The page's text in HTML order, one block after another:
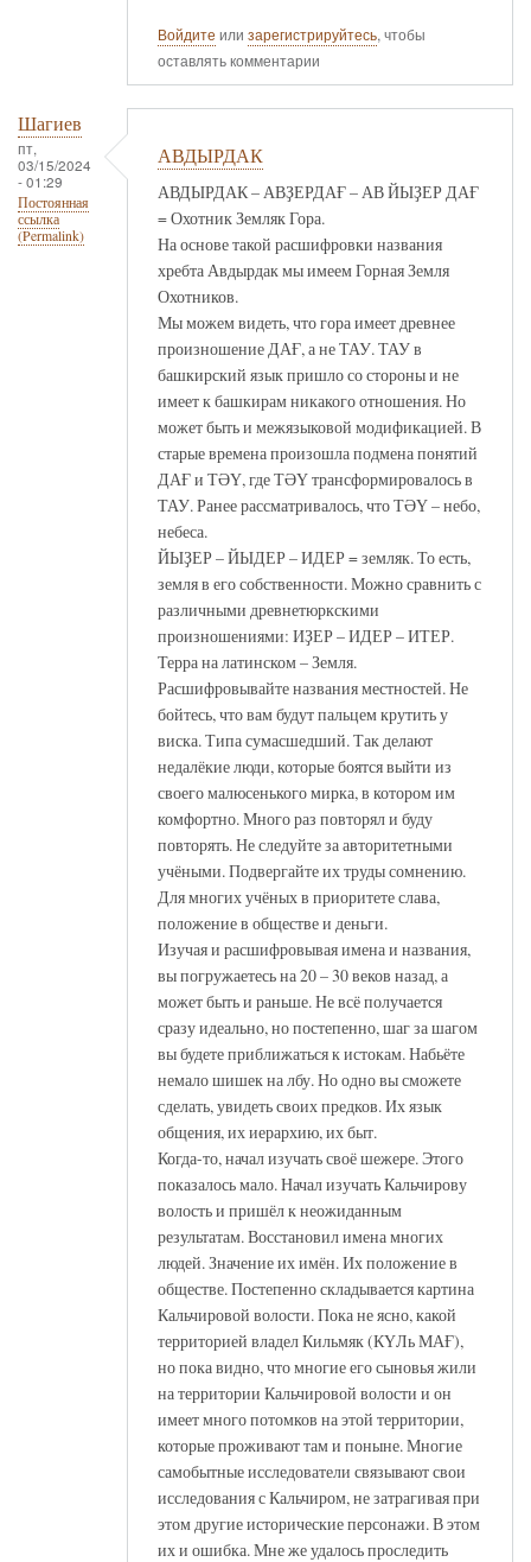
Войдите или зарегистрируйтесь, чтобы
оставлять комментарии
Шагиев
пт,
03/15/2024
- 01:29
Постоянная
ссылка
(Permalink)
АВДЫРДАК
АВДЫРДАК – АВҘЕРДАҒ – АВ ЙЫҘЕР ДАҒ
= Охотник Земляк Гора.
На основе такой расшифровки названия
хребта Авдырдак мы имеем Горная Земля
Охотников.
Мы можем видеть, что гора имеет древнее
произношение ДАҒ, а не ТАУ. ТАУ в
башкирский язык пришло со стороны и не
имеет к башкирам никакого отношения. Но
может быть и межязыковой модификацией. В
старые времена произошла подмена понятий
ДАҒ и ТӘҮ, где ТӘҮ трансформировалось в
ТАУ. Ранее рассматривалось, что ТӘҮ – небо,
небеса.
ЙЫҘЕР – ЙЫДЕР – ИДЕР = земляк. То есть,
земля в его собственности. Можно сравнить с
различными древнетюркскими
произношениями: ИҘЕР – ИДЕР – ИТЕР.
Терра на латинском – Земля.
Расшифровывайте названия местностей. Не
бойтесь, что вам будут пальцем крутить у
виска. Типа сумасшедший. Так делают
недалёкие люди, которые боятся выйти из
своего малюсенького мирка, в котором им
комфортно. Много раз повторял и буду
повторять. Не следуйте за авторитетными
учёными. Подвергайте их труды сомнению.
Для многих учёных в приоритете слава,
положение в обществе и деньги.
Изучая и расшифровывая имена и названия,
вы погружаетесь на 20 – 30 веков назад, а
может быть и раньше. Не всё получается
сразу идеально, но постепенно, шаг за шагом
вы будете приближаться к истокам. Набьёте
немало шишек на лбу. Но одно вы сможете
сделать, увидеть своих предков. Их язык
общения, их иерархию, их быт.
Когда-то, начал изучать своё шежере. Этого
показалось мало. Начал изучать Кальчирову
волость и пришёл к неожиданным
результатам. Восстановил имена многих
людей. Значение их имён. Их положение в
обществе. Постепенно складывается картина
Кальчировой волости. Пока не ясно, какой
территорией владел Кильмяк (КҮЛь МАҒ),
но пока видно, что многие его сыновья жили
на территории Кальчировой волости и он
имеет много потомков на этой территории,
которые проживают там и поныне. Многие
самобытные исследователи связывают свои
исследования с Кальчиром, не затрагивая при
этом другие исторические персонажи. В этом
их и ошибка. Мне же удалось проследить